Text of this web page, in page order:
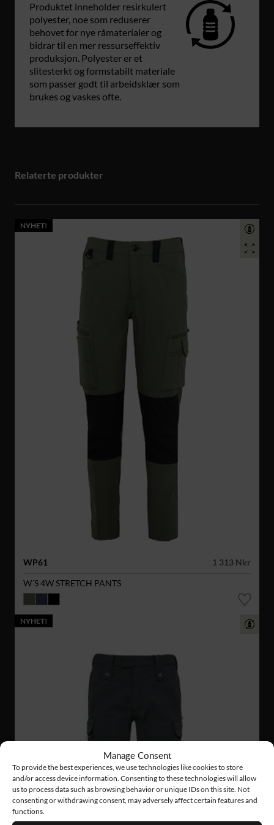
Manage Consent
To provide the best experiences, we use technologies like cookies to store
and/or access device information. Consenting to these technologies will allow
us to process data such as browsing behavior or unique IDs on this site. Not
consenting or withdrawing consent, may adversely affect certain features and
functions.
Produktet inneholder resirkulert
polyester, noe som reduserer
behovet for nye råmaterialer og
bidrar til en mer ressurseffektiv
produksjon. Polyester er et
slitesterkt og formstabilt materiale
som passer godt til arbeidsklær som
brukes og vaskes ofte.
Relaterte produkter
NYHET!
WP61
1 313 Nkr
W´S 4W STRETCH PANTS
NYHET!